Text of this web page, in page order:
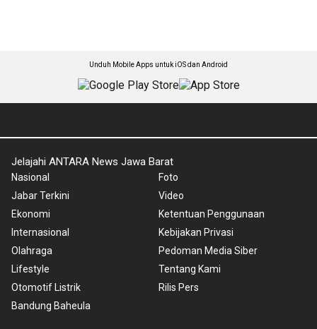
Unduh Mobile Apps untuk iOS dan Android
Jelajahi ANTARA News Jawa Barat
Nasional
Jabar Terkini
Ekonomi
Internasional
Olahraga
Lifestyle
Otomotif Listrik
Bandung Baheula
Foto
Video
Ketentuan Penggunaan
Kebijakan Privasi
Pedoman Media Siber
Tentang Kami
Rilis Pers